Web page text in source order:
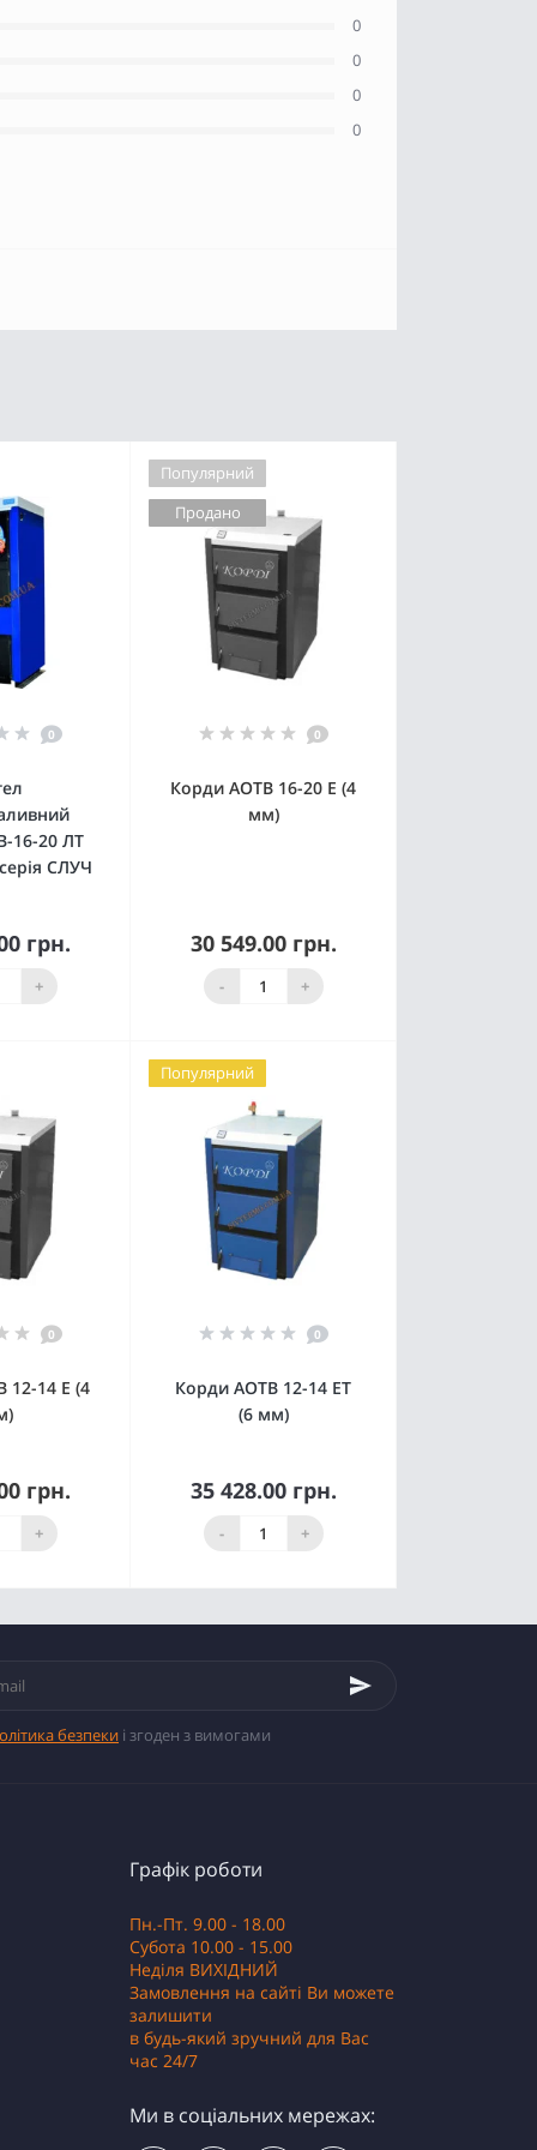
0
0
0
0
0
16-20 ЛТ
СЛУЧ
грн.
+
Популярний
Продано
0
Корди АОТВ 16-20 Е (4
мм)
30 549.00 грн.
- +
Немає в наявності
0
12-14 Е (4
грн.
+
Популярний
0
Корди АОТВ 12-14 ЕТ
(6 мм)
35 428.00 грн.
- +
Купити
безпеки і згоден з вимогами
Графік роботи
Пн.-Пт. 9.00 - 18.00
Субота 10.00 - 15.00
Неділя ВИХІДНИЙ
Замовлення на сайті Ви можете
залишити
в будь-який зручний для Вас
час 24/7
Ми в соціальних мережах: